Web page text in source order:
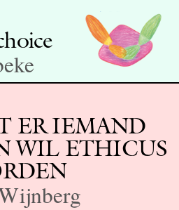
ER IEMAND
WIL ETHICUS